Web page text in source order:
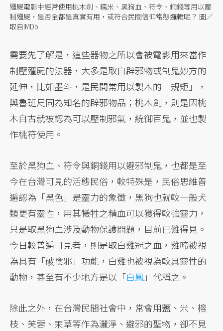
殭屍電影中經常使用桃木劍、糯米、黑狗血、符令、銅錢等用以壓
制殭屍，是否全都是真實有用，或符合民間信仰常態邏輯呢？ 圖／
取自IMDb
需要先了解是，這些器物之所以會被電影用來當作
制壓殭屍的法器，大多是取自辟邪物或制鬼妙方的
延伸，比如墨斗，是民間常用以製木的「規矩」，
與魯班尺同為知名的辟邪物品；桃木劍，則是因桃
木自古就被認為可以壓制邪氣，統御百鬼，並也製
作桃符使用。
至於黑狗血、符令與銅錢用以避邪制鬼，也都是至
今在台灣可見的活態民俗，較特殊是，民俗思維普
遍認為「黑色」是靈力的象徵，黑狗也就較一般犬
類更有靈性，用其犧牲之精血可以獲得較強靈力，
只是取黑狗血涉及動物保護問題，目前已難得見。
今日較普遍可見者，則是取白雞冠之血，雞啼被視
為具有「破陰邪」功能，白雞也被視為較具靈性的
動物，甚至有不少地方是以「白鳳」代稱之。
除此之外，在台灣民間社會中，常會用鹽、米、榕
枝、芙蓉、茉草等作為灑淨、避邪的聖物，卻不見